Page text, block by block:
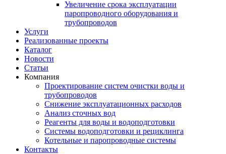
Увеличение срока эксплуатации
паропроводного оборудования и
трубопроводов
Услуги
Реализованные проекты
Каталог
Новости
Статьи
Компания
Проектирование систем очистки воды и
трубопроводов
Снижение эксплуатационных расходов
Анализ сточных вод
Реагенты для воды и водоподготовки
Системы водоподготовки и рециклинга
Котельные и паропроводные системы
Контакты